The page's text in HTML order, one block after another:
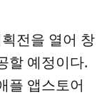
전을 열어 창
할 예정이다.
플 앱스토어